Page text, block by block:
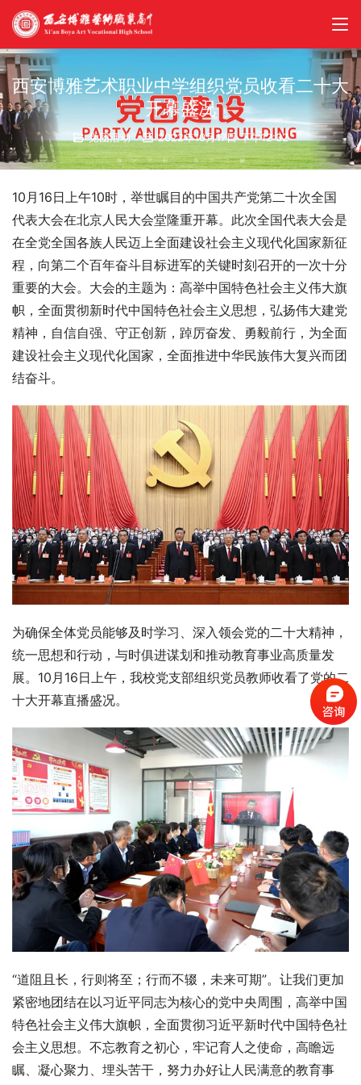
西安博雅艺术职业中学组织党员收看二十大
开幕盛况
党团活动 2022年10月17日 下午12:32
10月16日上午10时，举世瞩目的中国共产党第二十次全国
代表大会在北京人民大会堂隆重开幕。此次全国代表大会是
在全党全国各族人民迈上全面建设社会主义现代化国家新征
程，向第二个百年奋斗目标进军的关键时刻召开的一次十分
重要的大会。大会的主题为：高举中国特色社会主义伟大旗
帜，全面贯彻新时代中国特色社会主义思想，弘扬伟大建党
精神，自信自强、守正创新，踔厉奋发、勇毅前行，为全面
建设社会主义现代化国家，全面推进中华民族伟大复兴而团
结奋斗。
为确保全体党员能够及时学习、深入领会党的二十大精神，
统一思想和行动，与时俱进谋划和推动教育事业高质量发
展。10月16日上午，我校党支部组织党员教师收看了党的二
十大开幕直播盛况。
“道阻且长，行则将至；行而不辍，未来可期”。让我们更加
紧密地团结在以习近平同志为核心的党中央周围，高举中国
特色社会主义伟大旗帜，全面贯彻习近平新时代中国特色社
会主义思想。不忘教育之初心，牢记育人之使命，高瞻远
瞩、凝心聚力、埋头苦干，努力办好让人民满意的教育事